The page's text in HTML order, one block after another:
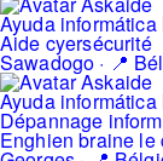
Ayuda informática
Aide cyersécurité
Sawadogo · 📍
Ayuda informática
Dépannage
Enghien braine le